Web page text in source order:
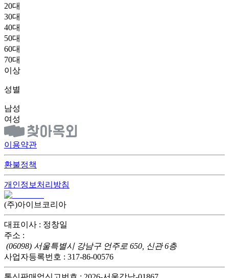
20대
30대
40대
50대
60대
70대
이상
성별
남성
여성
이용약관
환불정책
개인정보처리방침
(주)아이브코리아
대표이사 : 정창일
주소 :
(06098) 서울특별시 강남구 언주로 650, 신관 6층
사업자등록번호 : 317-86-00576